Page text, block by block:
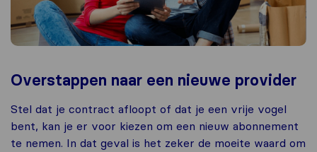
Overstappen naar een nieuwe provider
Stel dat je contract afloopt of dat je een vrije vogel
bent, kan je er voor kiezen om een nieuw abonnement
te nemen. In dat geval is het zeker de moeite waard om